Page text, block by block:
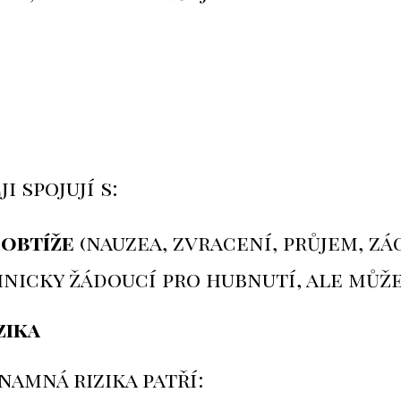
spojují s:
(nauzea, zvracení, průjem,
žádoucí pro hubnutí, ale
rizika patří: